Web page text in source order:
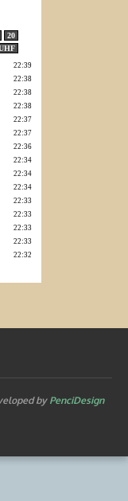
by PenciDesign